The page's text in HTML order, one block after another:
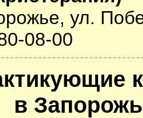
ул.
08-00
в